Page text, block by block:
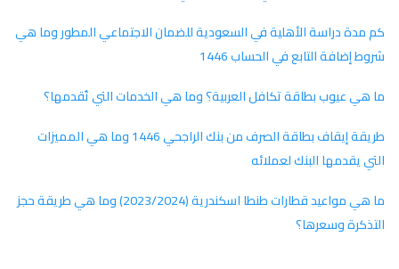
كم مدة دراسة الأهلية في السعودية للضمان الاجتماعي المطور وما هي
شروط إضافة التابع في الحساب 1446
ما هي عيوب بطاقة تكافل العربية؟ وما هي الخدمات التي تُقدمها؟
طريقة إيقاف بطاقة الصرف من بنك الراجحي 1446 وما هي المميزات
التي يقدمها البنك لعملائه
ما هي مواعيد قطارات طنطا اسكندرية (2023/2024) وما هي طريقة حجز
التذكرة وسعرها؟